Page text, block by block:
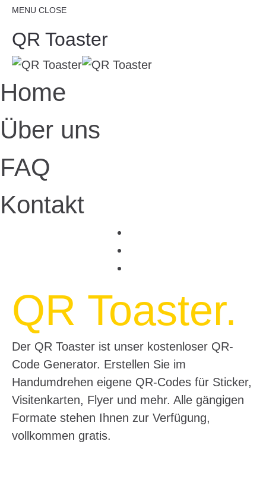
MENU CLOSE
QR Toaster
Home
Über uns
FAQ
Kontakt
QR Toaster.
Der QR Toaster ist unser kostenloser QR-
Code Generator. Erstellen Sie im
Handumdrehen eigene QR-Codes für Sticker,
Visitenkarten, Flyer und mehr. Alle gängigen
Formate stehen Ihnen zur Verfügung,
vollkommen gratis.